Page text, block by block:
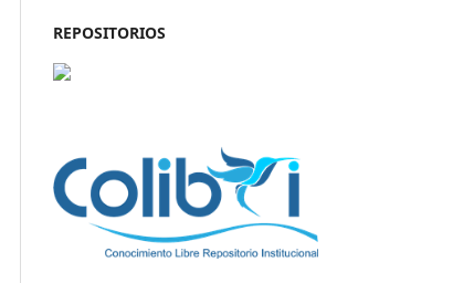
REPOSITORIOS